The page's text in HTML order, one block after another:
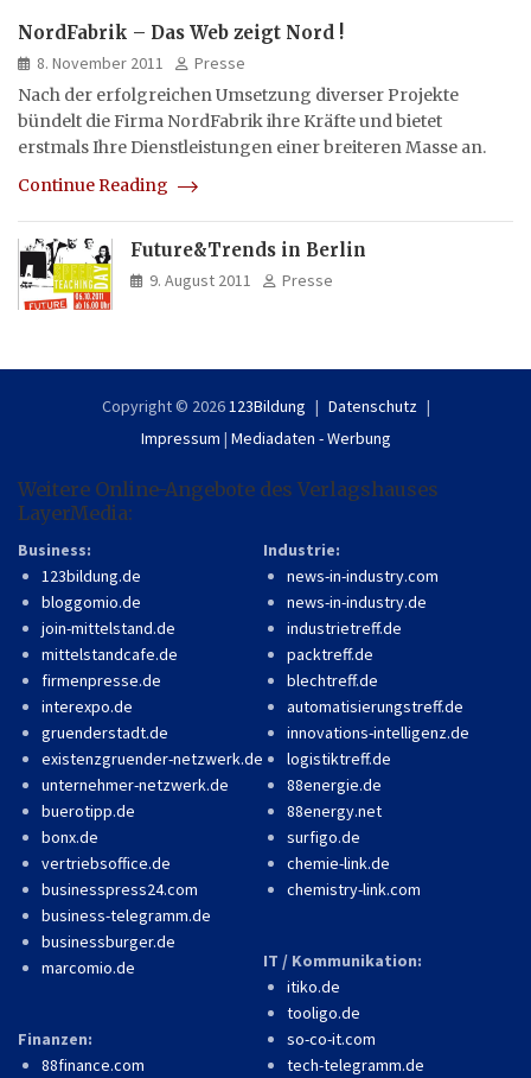
NordFabrik – Das Web zeigt Nord !
8. November 2011
Presse
Nach der erfolgreichen Umsetzung diverser Projekte
bündelt die Firma NordFabrik ihre Kräfte und bietet
erstmals Ihre Dienstleistungen einer breiteren Masse an.
Continue Reading
Future&Trends in Berlin
9. August 2011 Presse
Copyright © 2026123Bildung
Datenschutz
Impressum | Mediadaten - Werbung
Weitere Online-Angebote des Verlagshauses
LayerMedia:
Business:
123bildung.de
bloggomio.de
join-mittelstand.de
mittelstandcafe.de
firmenpresse.de
interexpo.de
gruenderstadt.de
existenzgruender-netzwerk.de
unternehmer-netzwerk.de
buerotipp.de
bonx.de
vertriebsoffice.de
businesspress24.com
business-telegramm.de
businessburger.de
marcomio.de
Finanzen:
88finance.com
Industrie:
news-in-industry.com
news-in-industry.de
industrietreff.de
packtreff.de
blechtreff.de
automatisierungstreff.de
innovations-intelligenz.de
logistiktreff.de
88energie.de
88energy.net
surfigo.de
chemie-link.de
chemistry-link.com
IT / Kommunikation:
itiko.de
tooligo.de
so-co-it.com
tech-telegramm.de